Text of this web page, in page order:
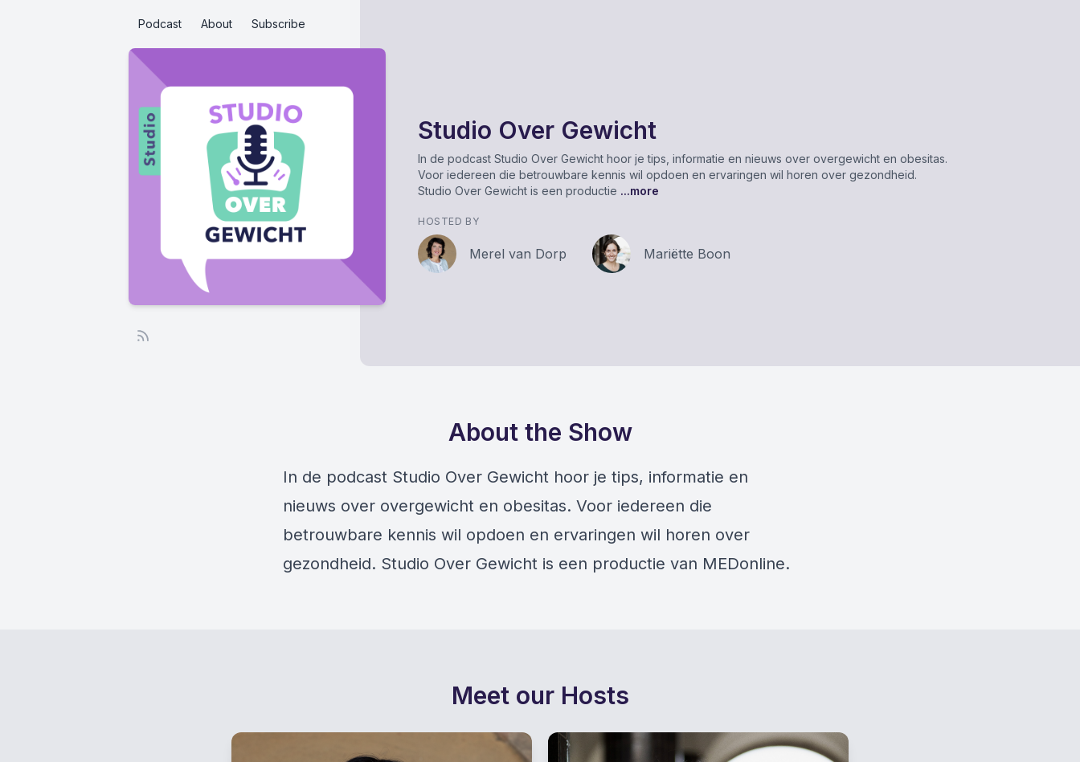
Podcast About Subscribe
Studio Over Gewicht
In de podcast Studio Over Gewicht hoor je tips, informatie en nieuws over overgewicht en obesitas.
Voor iedereen die betrouwbare kennis wil opdoen en ervaringen wil horen over gezondheid.
Studio Over Gewicht is een productie ...more
HOSTED BY
Merel van Dorp Mariëtte Boon
About the Show
In de podcast Studio Over Gewicht hoor je tips, informatie en
nieuws over overgewicht en obesitas. Voor iedereen die
betrouwbare kennis wil opdoen en ervaringen wil horen over
gezondheid. Studio Over Gewicht is een productie van MEDonline.
Meet our Hosts